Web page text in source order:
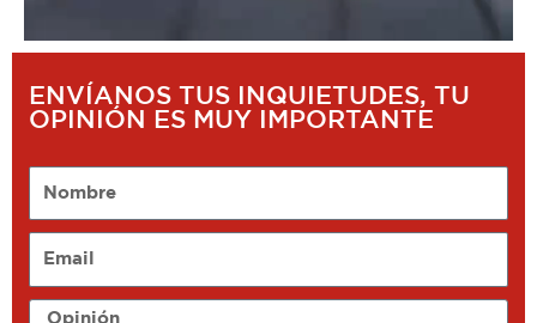
ENVÍANOS TUS INQUIETUDES, TU
OPINIÓN ES MUY IMPORTANTE
Opinión